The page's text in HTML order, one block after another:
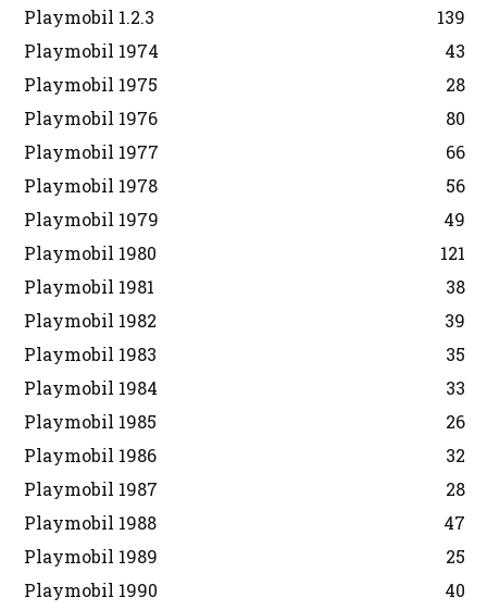
Playmobil 1.2.3
139
Playmobil 1974
43
Playmobil 1975
28
Playmobil 1976
80
Playmobil 1977
66
Playmobil 1978
56
Playmobil 1979
49
Playmobil 1980
121
Playmobil 1981
38
Playmobil 1982
39
Playmobil 1983
35
Playmobil 1984
33
Playmobil 1985
26
Playmobil 1986
32
Playmobil 1987
28
Playmobil 1988
47
Playmobil 1989
25
Playmobil 1990
40